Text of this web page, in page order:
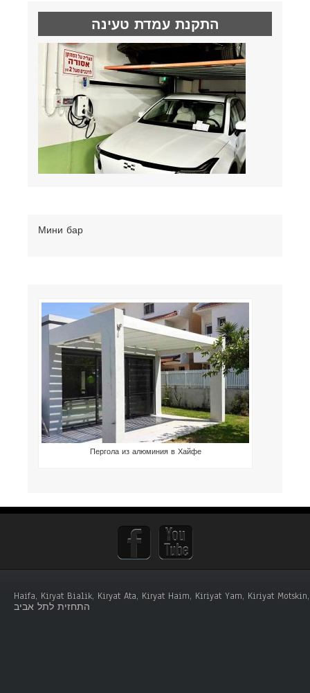
התקנת עמדת טעינה
Мини бар
Пергола из алюминия в Хайфе
Haifa, Kiryat Bialik, Kiryat Ata, Kiryat Haim, Kiriyat Yam, Kiriyat
התחזית לתל אביב